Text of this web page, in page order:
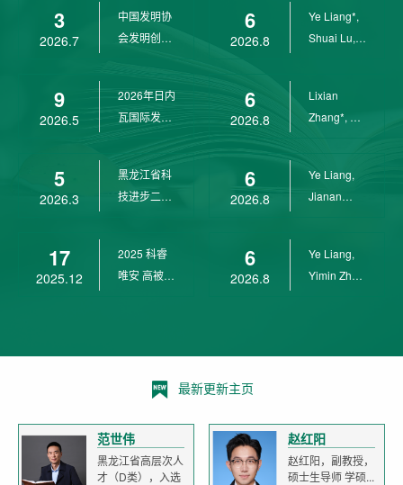
3
2026.7
中国发明协
会发明创业
9
2026.5
2026年日内
瓦国际发明
5
2026.3
黑龙江省科
技进步二等
17
2025.12
2025 科睿
唯安 高被引
6
2026.8
Ye Liang*,
Shuai Lu,
6
2026.8
Lixian
Zhang*, Ye
6
2026.8
Ye Liang,
Jianan
6
2026.8
Ye Liang,
Yimin Zhu,
最新更新主页
范世伟
黑龙江省高层次人
才（D类），入选
赵红阳
赵红阳，副教授，
硕士生导师 学硕...